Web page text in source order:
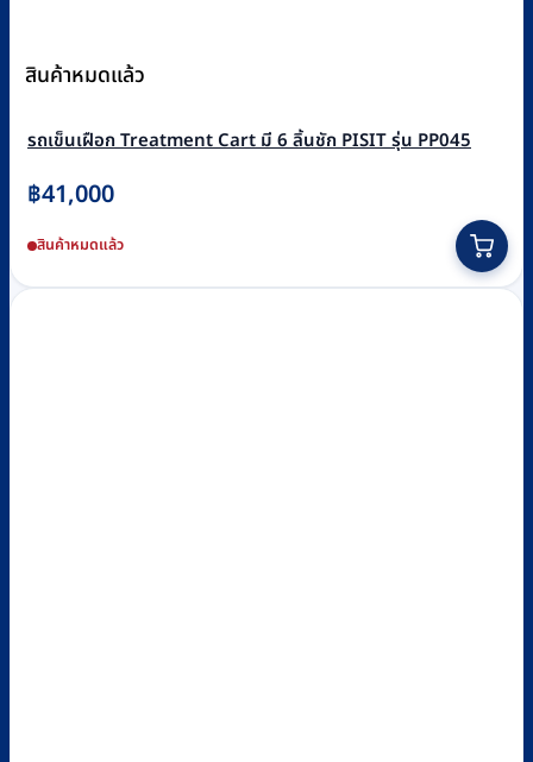
สินค้าหมดแล้ว
รถเข็นเฝือก Treatment Cart มี 6 ลิ้นชัก PISIT รุ่น PP045
฿41,000
สินค้าหมดแล้ว